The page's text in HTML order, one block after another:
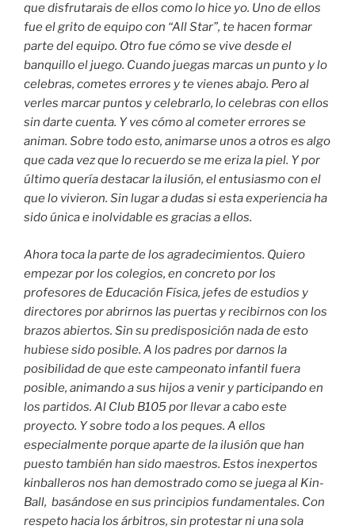
que disfrutarais de ellos como lo hice yo. Uno de ellos
fue el grito de equipo con “All Star”, te hacen formar
parte del equipo. Otro fue cómo se vive desde el
banquillo el juego. Cuando juegas marcas un punto y lo
celebras, cometes errores y te vienes abajo. Pero al
verles marcar puntos y celebrarlo, lo celebras con ellos
sin darte cuenta. Y ves cómo al cometer errores se
animan. Sobre todo esto, animarse unos a otros es algo
que cada vez que lo recuerdo se me eriza la piel. Y por
último quería destacar la ilusión, el entusiasmo con el
que lo vivieron. Sin lugar a dudas si esta experiencia ha
sido única e inolvidable es gracias a ellos.
Ahora toca la parte de los agradecimientos. Quiero
empezar por los colegios, en concreto por los
profesores de Educación Física, jefes de estudios y
directores por abrirnos las puertas y recibirnos con los
brazos abiertos. Sin su predisposición nada de esto
hubiese sido posible. A los padres por darnos la
posibilidad de que este campeonato infantil fuera
posible, animando a sus hijos a venir y participando en
los partidos. Al Club B105 por llevar a cabo este
proyecto. Y sobre todo a los peques. A ellos
especialmente porque aparte de la ilusión que han
puesto también han sido maestros. Estos inexpertos
kinballeros nos han demostrado como se juega al Kin-
Ball, basándose en sus principios fundamentales. Con
respeto hacia los árbitros, sin protestar ni una sola